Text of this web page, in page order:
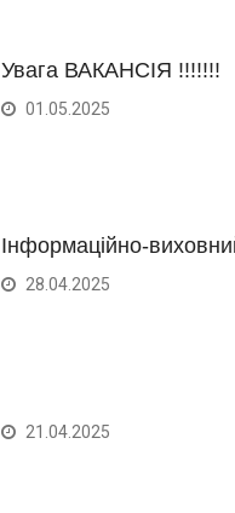
Увага ВАКАНСІЯ !!!!!!!
01.05.2025
Інформаційно-
28.04.2025
21.04.2025